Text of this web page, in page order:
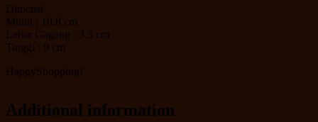
Dimensi
Mulut : 10.8 cm
Lebar Gagang : 3.5 cm
Tinggi : 9 cm
HappyShopping!
Additional information